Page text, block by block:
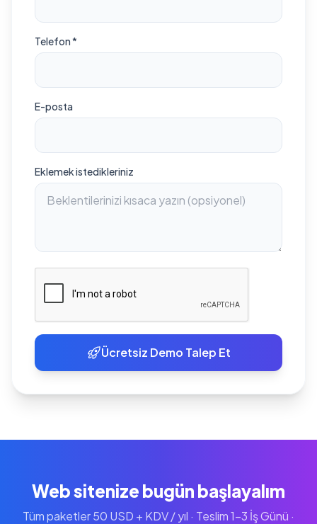
Telefon *
E-posta
Eklemek istedikleriniz
Ücretsiz Demo Talep Et
Web sitenize bugün başlayalım
Tüm paketler 50 USD + KDV / yıl · Teslim 1-3 İş Günü ·